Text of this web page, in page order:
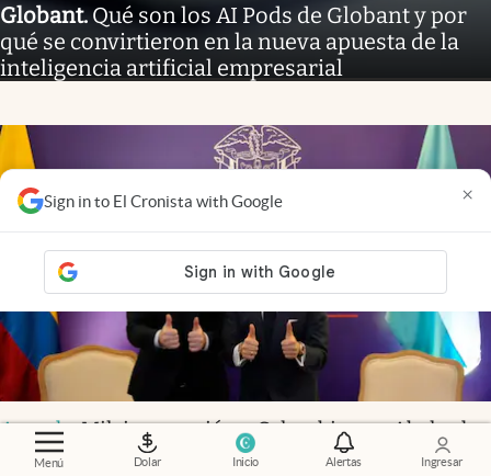
Menú Dolar Inicio Alertas Ingresar
Sign in to El Cronista with Google ×
Globant.Qué son los AI Pods de Globant y por
qué se convirtieron en la nueva apuesta de la
inteligencia artificial empresarial
Agenda.Milei se reunió en Colombia con Abelardo
de la Espriella antes de su asunción presidencial